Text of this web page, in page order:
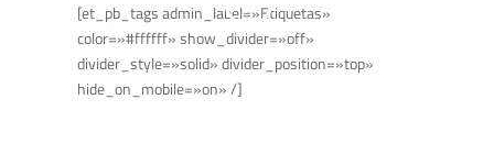
[et_pb_tags admin_label=»Etiquetas»
color=»#ffffff» show_divider=»off»
divider_style=»solid» divider_position=»top»
hide_on_mobile=»on» /]